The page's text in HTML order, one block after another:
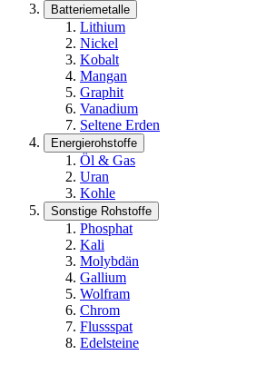
Batteriemetalle
Lithium
Nickel
Kobalt
Mangan
Graphit
Vanadium
Seltene Erden
Energierohstoffe
Öl & Gas
Uran
Kohle
Sonstige Rohstoffe
Phosphat
Kali
Molybdän
Gallium
Wolfram
Chrom
Flussspat
Edelsteine